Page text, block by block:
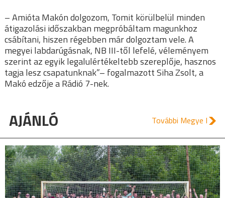
– Amióta Makón dolgozom, Tomit körülbelül minden
átigazolási időszakban megpróbáltam magunkhoz
csábítani, hiszen régebben már dolgoztam vele. A
megyei labdarúgásnak, NB III-től lefelé, véleményem
szerint az egyik legalulértékeltebb szereplője, hasznos
tagja lesz csapatunknak”– fogalmazott Siha Zsolt, a
Makó edzője a Rádió 7-nek.
AJÁNLÓ További Megye I